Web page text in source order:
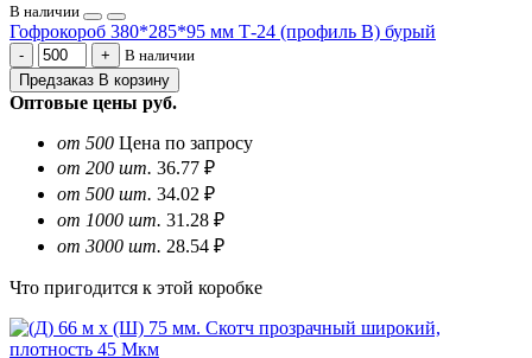
В наличии
Гофрокороб 380*285*95 мм Т-24 (профиль B) бурый
В наличии
Предзаказ В корзину
Оптовые цены руб.
от 500 Цена по запросу
от 200 шт. 36.77 ₽
от 500 шт. 34.02 ₽
от 1000 шт. 31.28 ₽
от 3000 шт. 28.54 ₽
Что пригодится к этой коробке